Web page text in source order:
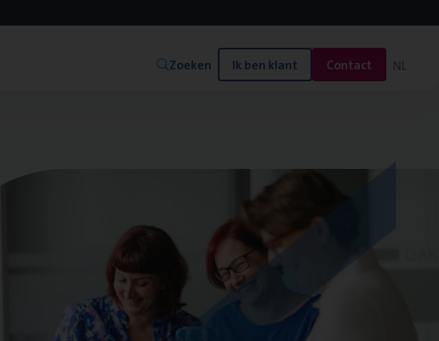
Zoeken Ik ben klant Contact NL